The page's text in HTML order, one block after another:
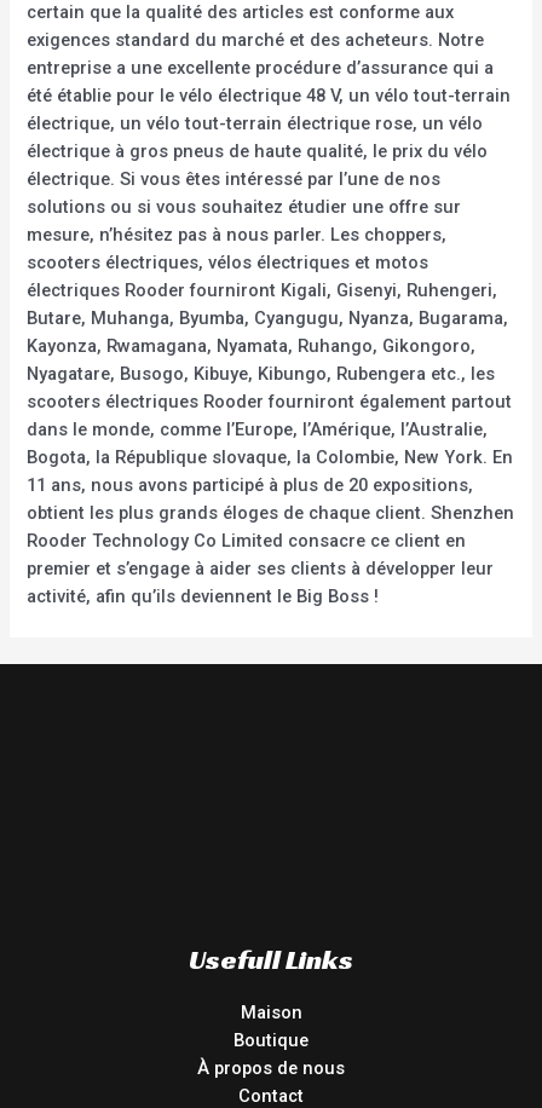
certain que la qualité des articles est conforme aux
exigences standard du marché et des acheteurs. Notre
entreprise a une excellente procédure d’assurance qui a
été établie pour le vélo électrique 48 V, un vélo tout-terrain
électrique, un vélo tout-terrain électrique rose, un vélo
électrique à gros pneus de haute qualité, le prix du vélo
électrique. Si vous êtes intéressé par l’une de nos
solutions ou si vous souhaitez étudier une offre sur
mesure, n’hésitez pas à nous parler. Les choppers,
scooters électriques, vélos électriques et motos
électriques Rooder fourniront Kigali, Gisenyi, Ruhengeri,
Butare, Muhanga, Byumba, Cyangugu, Nyanza, Bugarama,
Kayonza, Rwamagana, Nyamata, Ruhango, Gikongoro,
Nyagatare, Busogo, Kibuye, Kibungo, Rubengera etc., les
scooters électriques Rooder fourniront également partout
dans le monde, comme l’Europe, l’Amérique, l’Australie,
Bogota, la République slovaque, la Colombie, New York. En
11 ans, nous avons participé à plus de 20 expositions,
obtient les plus grands éloges de chaque client. Shenzhen
Rooder Technology Co Limited consacre ce client en
premier et s’engage à aider ses clients à développer leur
activité, afin qu’ils deviennent le Big Boss !
Usefull Links
Maison
Boutique
À propos de nous
Contact